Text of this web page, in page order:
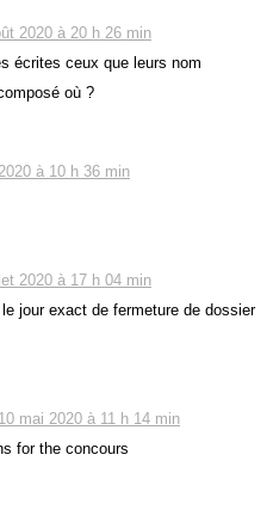
2020 à 20 h 26 min
écrites ceux que leurs nom
où ?
à 10 h 36 min
2020 à 17 h 04 min
jour exact de fermeture de dossier
10 mai 2020 à 11 h 14 min
for the concours